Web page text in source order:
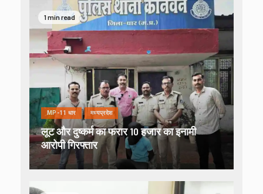
1 min read
MP-11 धार मध्यप्रदेश
लूट और दुष्कर्म का फरार 10 हजार का इनामी
आरोपी गिरफ्तार